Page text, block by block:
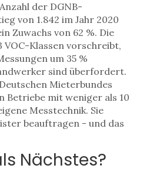
der DGNB-
von 1.842 im Jahr 2020
Zuwachs von 62 %. Die
VOC-Klassen vorschreibt,
um 35 %
sind überfordert.
Mieterbundes
Betriebe mit weniger als 10
Messtechnik. Sie
beauftragen - und das
Nächstes?